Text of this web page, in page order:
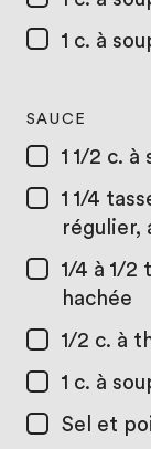
1 c. à
SAUCE
1 1/2 c. à
1 1/4
régulier,
1/4 à 1/2
hachée
1/2 c. à
1 c. à
Sel et